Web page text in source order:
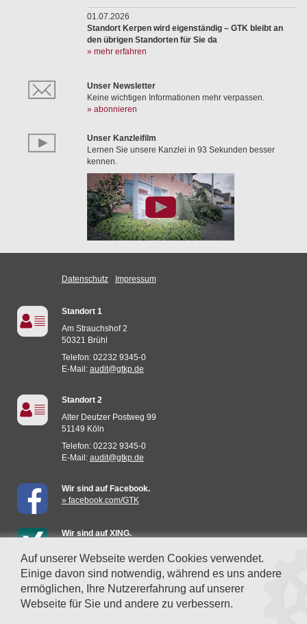
01.07.2026
Standort Kerpen wird eigenständig – GTK bleibt an
den übrigen Standorten für Sie da
» mehr erfahren
Unser Newsletter
Keine wichtigen Informationen mehr verpassen.
» abonnieren
Unser Kanzleifilm
Lernen Sie unsere Kanzlei in 93 Sekunden besser
kennen.
Datenschutz Impressum
Standort 1
Am Strauchshof 2
50321 Brühl
Telefon: 02232 9345-0
E-Mail: audit@gtkp.de
Standort 2
Alter Deutzer Postweg 99
51149 Köln
Telefon: 02232 9345-0
E-Mail: audit@gtkp.de
Wir sind auf Facebook.
» facebook.com/GTK
Wir sind auf XING.
Datenschutzeinstellungen
Auf unserer Webseite werden Cookies verwendet.
Einige davon sind notwendig, während es uns andere
ermöglichen, Ihre Nutzererfahrung auf unserer
Webseite für Sie und andere zu verbessern.